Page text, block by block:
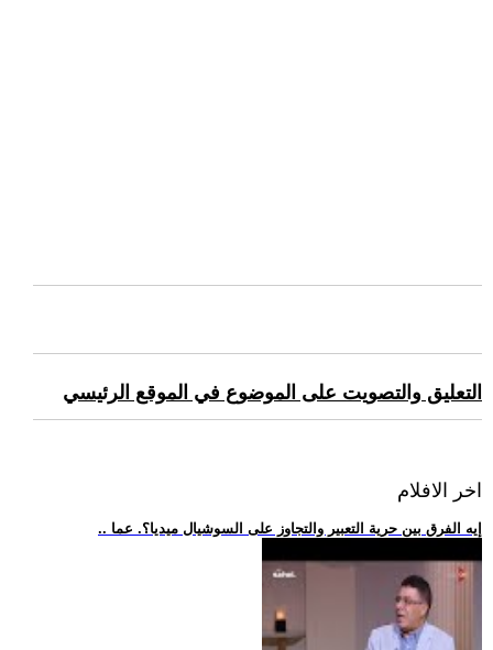
التعليق والتصويت على الموضوع في الموقع الرئيسي
اخر الافلام
.. إيه الفرق بين حرية التعبير والتجاوز على السوشيال ميديا؟. عما